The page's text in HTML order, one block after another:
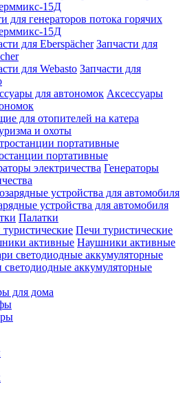
для генераторов потока горячих
15Д
Запчасти для
Запчасти для
Аксессуары
для отопителей на катера
и охоты
портативные
Генераторы
устройства для автомобиля
Палатки
Печи туристические
Наушники активные
аккумуляторные
для дома